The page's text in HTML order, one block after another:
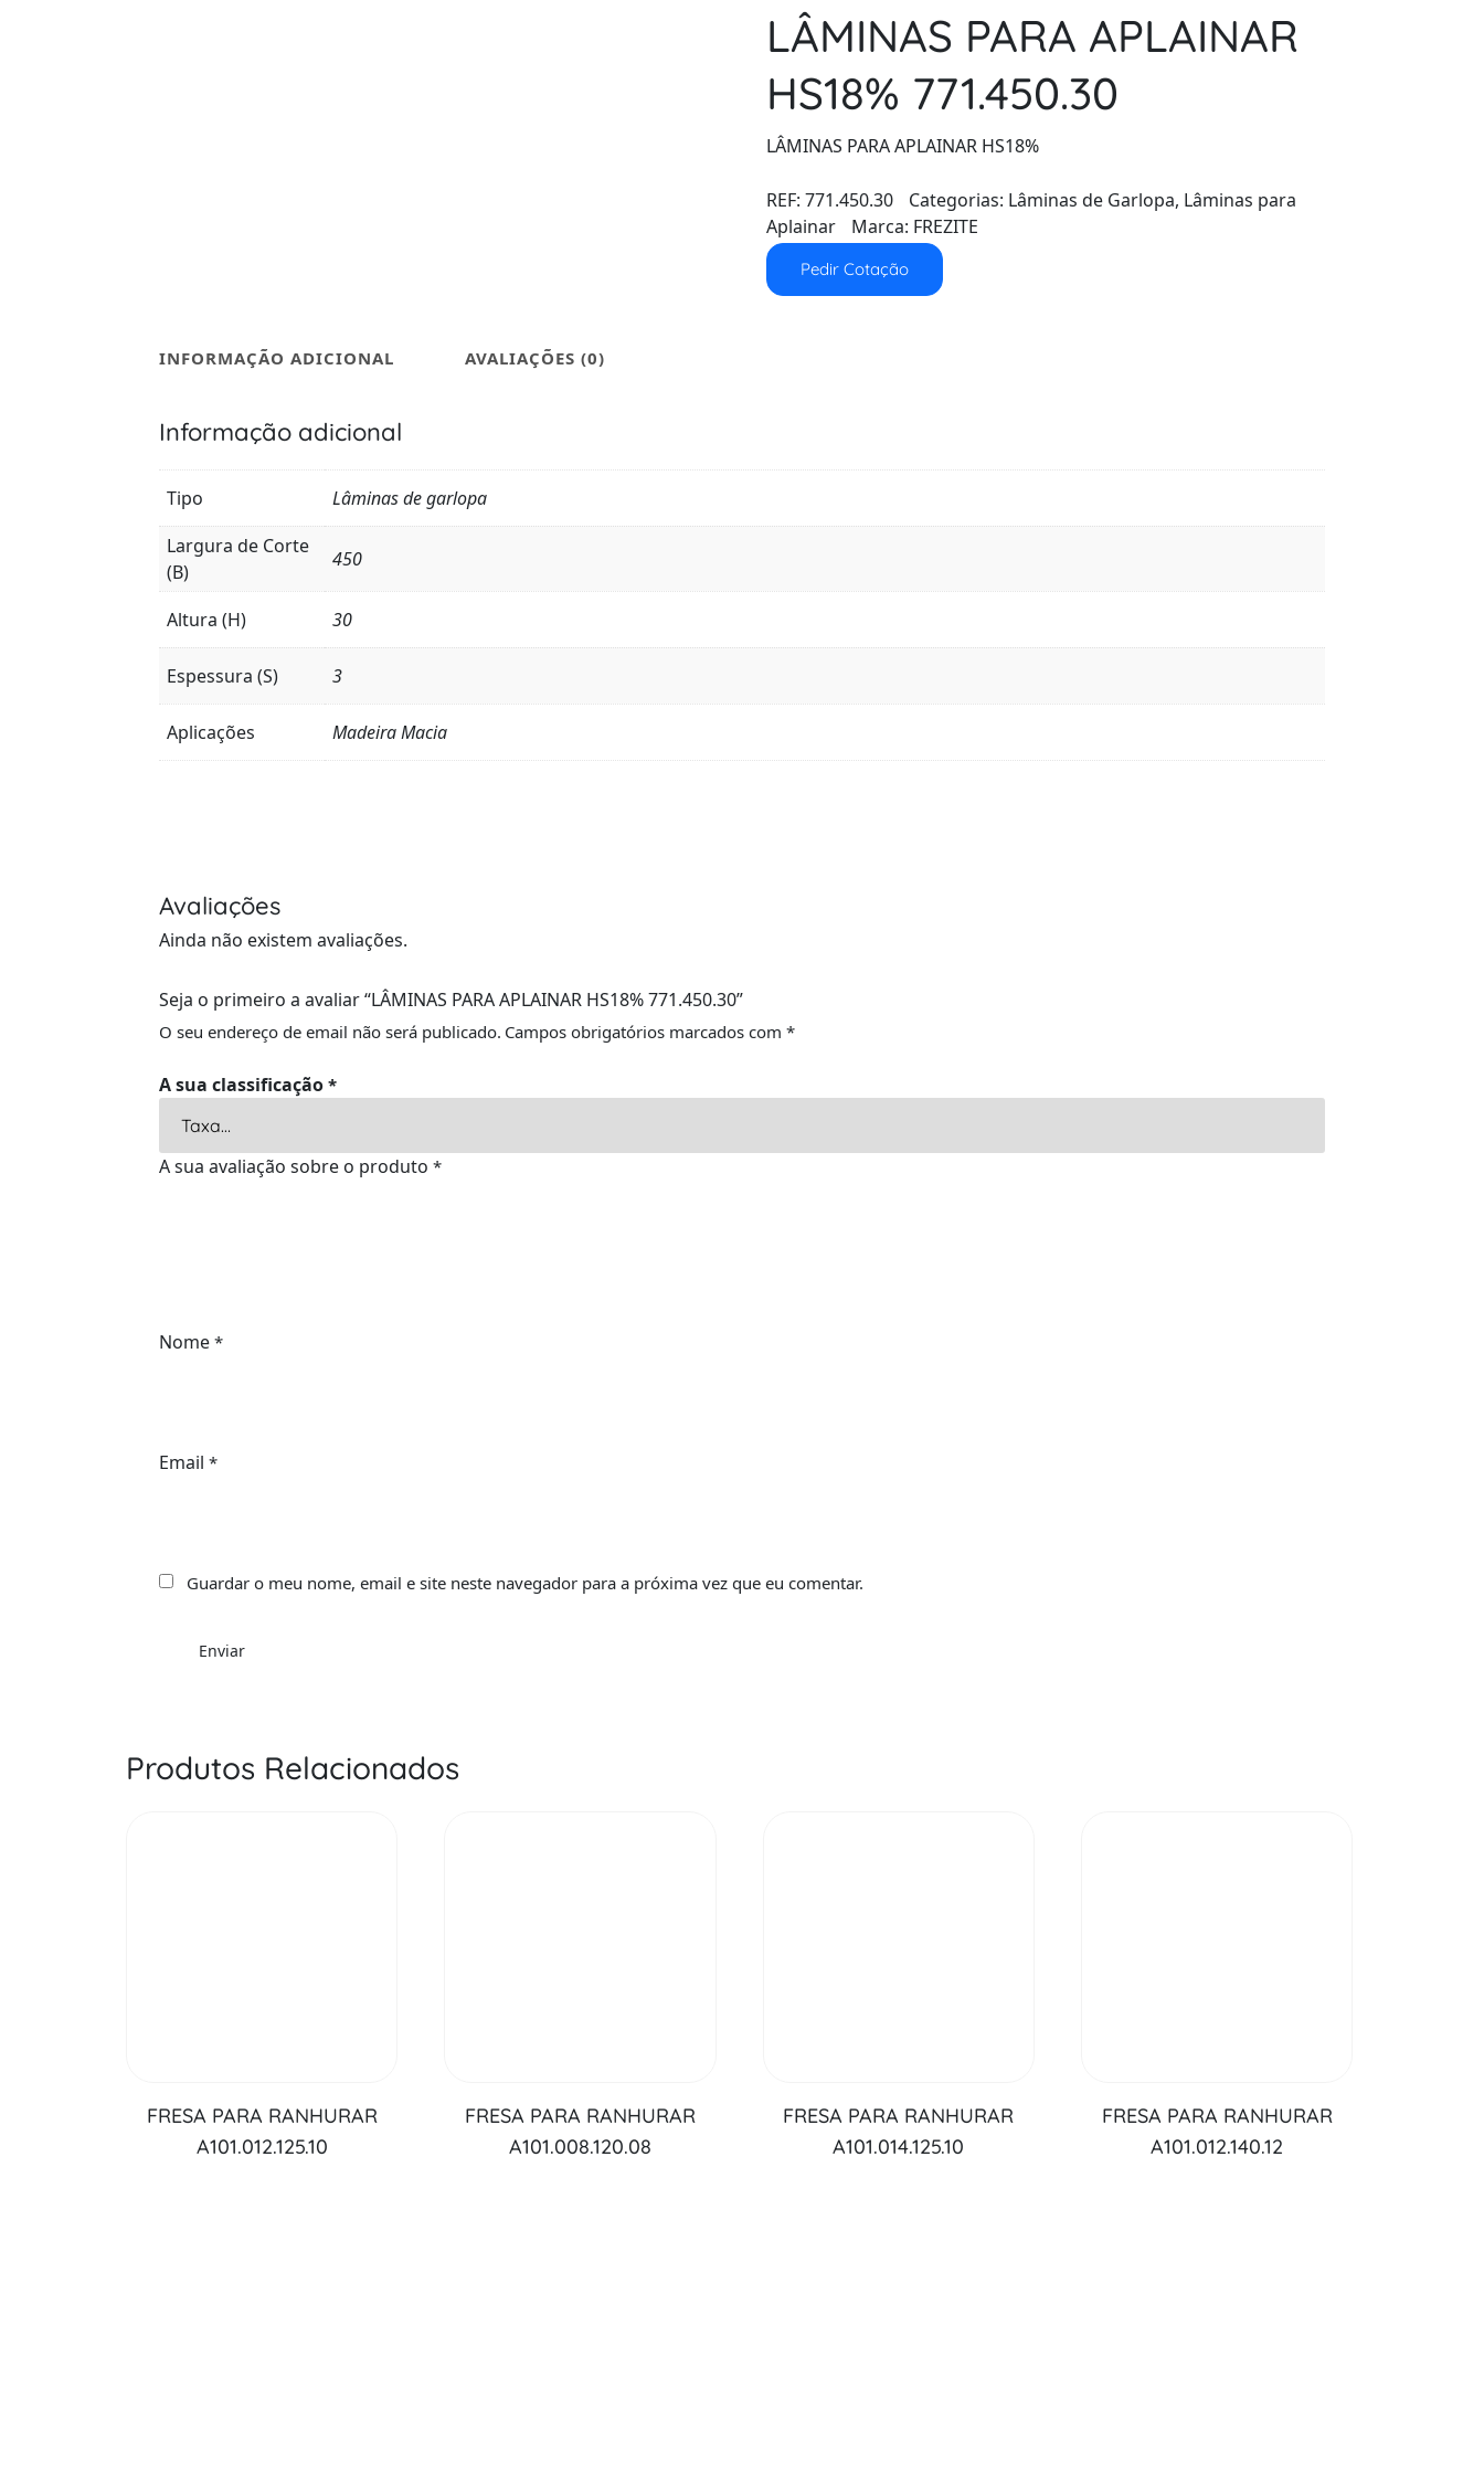
LÂMINAS PARA APLAINAR
HS18% 771.450.30
LÂMINAS PARA APLAINAR HS18%
REF:771.450.30 Categorias: Lâminas de Garlopa, Lâminas para
Aplainar
Marca: FREZITE
Pedir Cotação
INFORMAÇÃO ADICIONAL AVALIAÇÕES (0)
Informação adicional
Tipo
Lâminas de garlopa
Largura de Corte
(B)
450
Altura (H) 30
Espessura (S) 3
Aplicações Madeira Macia
Avaliações
Ainda não existem avaliações.
Seja o primeiro a avaliar “LÂMINAS PARA APLAINAR HS18% 771.450.30”
O seu endereço de email não será publicado. Campos obrigatórios marcados com *
A sua classificação *
A sua avaliação sobre o produto *
Nome *
Email *
Guardar o meu nome, email e site neste navegador para a próxima vez que eu comentar.
Produtos Relacionados
FRESA PARA RANHURAR
A101.012.125.10
FRESA PARA RANHURAR
A101.008.120.08
FRESA PARA RANHURAR
A101.014.125.10
FRESA PARA RANHURAR
A101.012.140.12